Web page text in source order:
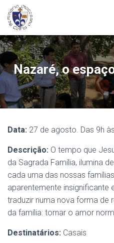
Nazaré, o
Data: 27 de agosto. Das 9h
Descrição: O tempo que
da Sagrada Família, ilumina
cada uma das nossas
aparentemente insignificante
traduzir numa nova forma
da família: tornar o amor
Destinatários: Casais